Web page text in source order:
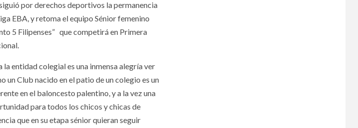
por derechos deportivos la permanencia
EBA, y retoma el equipo Sénior femenino
5 Filipenses” que competirá en Primera
la entidad colegial es una inmensa alegría ver
un Club nacido en el patio de un colegio es un
en el baloncesto palentino, y a la vez una
para todos los chicos y chicas de
que en su etapa sénior quieran seguir